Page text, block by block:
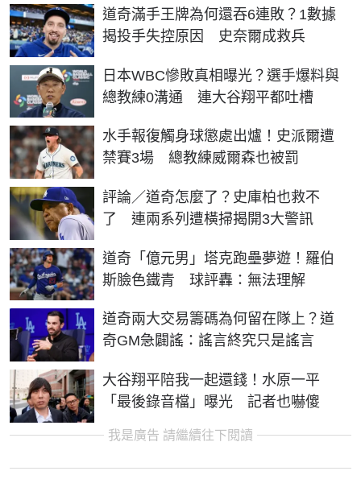
道奇滿手王牌為何還吞6連敗？1數據
揭投手失控原因 史奈爾成救兵
日本WBC慘敗真相曝光？選手爆料與
總教練0溝通 連大谷翔平都吐槽
水手報復觸身球懲處出爐！史派爾遭
禁賽3場 總教練威爾森也被罰
評論／道奇怎麼了？史庫柏也救不
了 連兩系列遭橫掃揭開3大警訊
道奇「億元男」塔克跑壘夢遊！羅伯
斯臉色鐵青 球評轟：無法理解
道奇兩大交易籌碼為何留在隊上？道
奇GM急闢謠：謠言終究只是謠言
大谷翔平陪我一起還錢！水原一平
「最後錄音檔」曝光 記者也嚇傻
我是廣告 請繼續往下閱讀